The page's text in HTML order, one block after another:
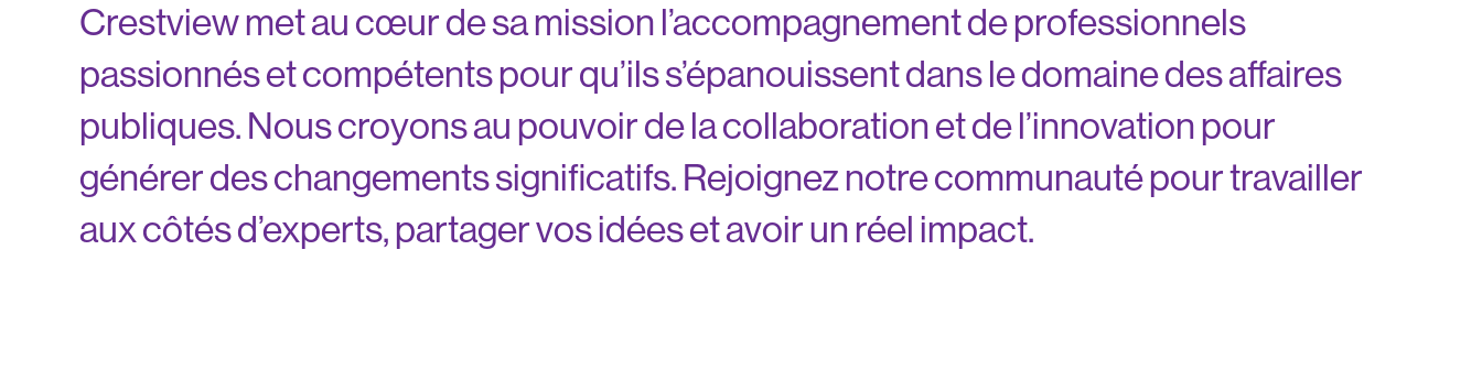
Crestview met au cœur de sa mission l’accompagnement de professionnels
passionnés et compétents pour qu’ils s’épanouissent dans le domaine des affaires
publiques. Nous croyons au pouvoir de la collaboration et de l’innovation pour
générer des changements significatifs. Rejoignez notre communauté pour travailler
aux côtés d’experts, partager vos idées et avoir un réel impact.